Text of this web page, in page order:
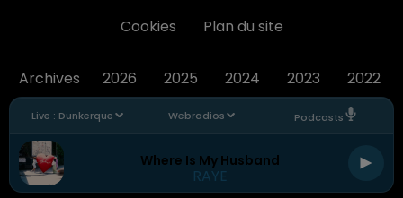
Live : Dunkerque Webradios Podcasts
Where Is My Husband
RAYE
Cookies
Plan du site
Archives 2026 2025 2024 2023 2022